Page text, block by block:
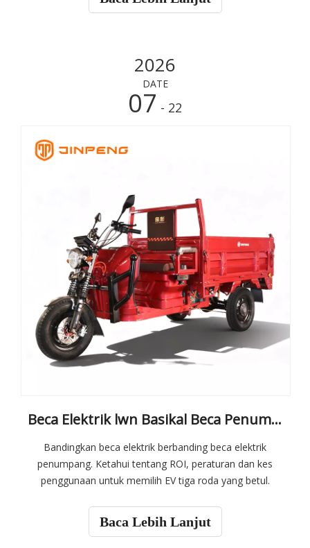
2026
DATE
07 - 22
Beca Elektrik lwn Basikal Beca Penumpang Elektrik untuk Pengangkutan Bandar
Bandingkan beca elektrik berbanding beca elektrik
penumpang. Ketahui tentang ROI, peraturan dan kes
penggunaan untuk memilih EV tiga roda yang betul.
Baca Lebih Lanjut